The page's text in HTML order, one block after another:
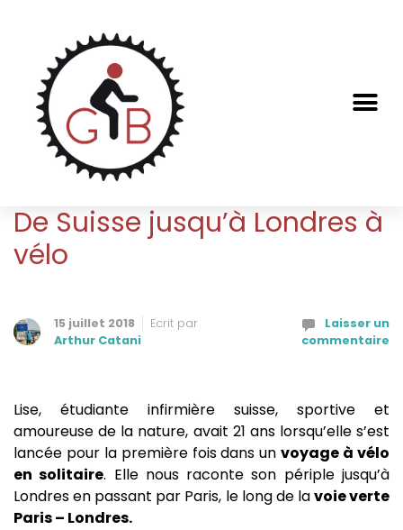
De Suisse jusqu’à Londres à
vélo
15 juillet 2018
Ecrit par
Arthur Catani
Laisser un
commentaire
Lise, étudiante infirmière suisse, sportive et
amoureuse de la nature, avait 21 ans lorsqu’elle s’est
lancée pour la première fois dans unvoyage à vélo
en solitaire. Elle nous raconte son périple jusqu’à
Londres en passant par Paris, le long de lavoie verte
Paris – Londres.